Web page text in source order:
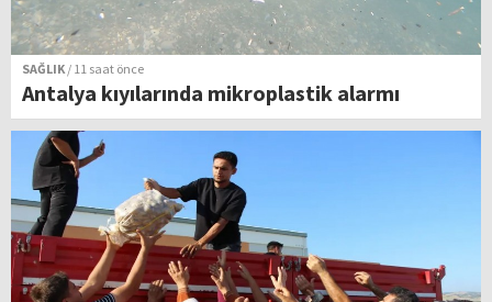
SAĞLIK / 11 saat önce
Antalya kıyılarında mikroplastik alarmı